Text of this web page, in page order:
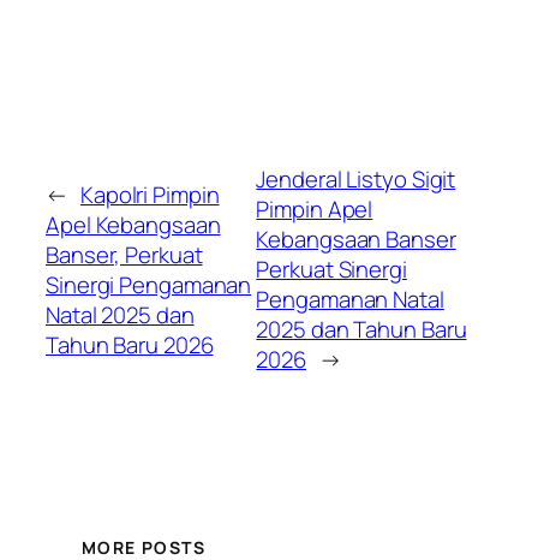
← Kapolri Pimpin
Apel Kebangsaan
Banser, Perkuat
Sinergi Pengamanan
Natal 2025 dan
Tahun Baru 2026
Jenderal Listyo Sigit
Pimpin Apel
Kebangsaan Banser
Perkuat Sinergi
Pengamanan Natal
2025 dan Tahun Baru
2026 →
MORE POSTS